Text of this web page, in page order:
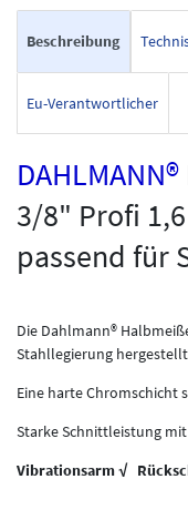
Beschreibung
Eu-Verantwortlicher
DAHLMANN®
3/8" Profi
passend für
Die Dahlmann®
Stahllegierung
Eine harte Chromschicht
Starke Schnittleistung
Vibrationsarm √